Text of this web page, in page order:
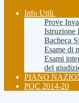
Info Utili
Prove
Istruzione
Bacheca
Esame di
Esami
del
PIANO
POC 2014-20